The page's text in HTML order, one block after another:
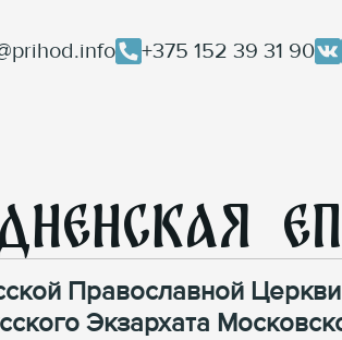
+375 152 39 31 90
Православной Церкви
Экзархата